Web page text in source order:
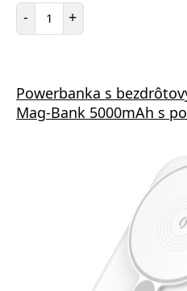
- Počet položiek
+
Powerbanka s
Mag-Bank 5000mAh s